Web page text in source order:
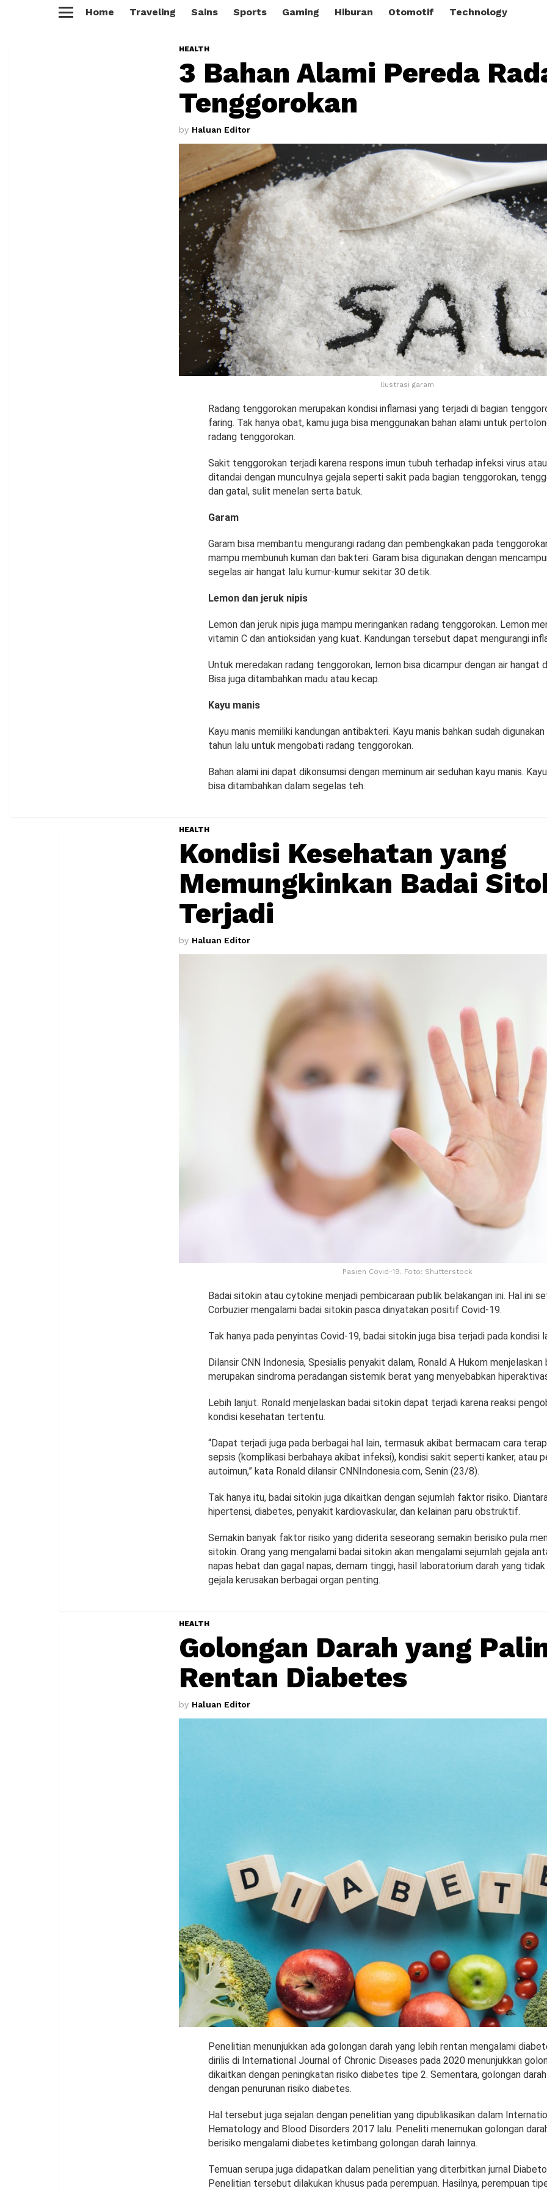
Home Traveling Sains Sports Gaming Hiburan Otomotif Technology
HEALTH
3 Bahan Alami Pereda
Tenggorokan
by Haluan Editor
Ilustrasi garam
Radang tenggorokan merupakan kondisi inflamasi yang terjadi di bagian
faring. Tak hanya obat, kamu juga bisa menggunakan bahan alami untuk
radang tenggorokan.
Sakit tenggorokan terjadi karena respons imun tubuh terhadap infeksi virus
ditandai dengan munculnya gejala seperti sakit pada bagian tenggorokan,
dan gatal, sulit menelan serta batuk.
Garam
Garam bisa membantu mengurangi radang dan pembengkakan pada
mampu membunuh kuman dan bakteri. Garam bisa digunakan dengan
segelas air hangat lalu kumur-kumur sekitar 30 detik.
Lemon dan jeruk nipis
Lemon dan jeruk nipis juga mampu meringankan radang tenggorokan. Lemon
vitamin C dan antioksidan yang kuat. Kandungan tersebut dapat mengurangi
Untuk meredakan radang tenggorokan, lemon bisa dicampur dengan air hangat
Bisa juga ditambahkan madu atau kecap.
Kayu manis
Kayu manis memiliki kandungan antibakteri. Kayu manis bahkan sudah
tahun lalu untuk mengobati radang tenggorokan.
Bahan alami ini dapat dikonsumsi dengan meminum air seduhan kayu manis.
bisa ditambahkan dalam segelas teh.
HEALTH
Kondisi Kesehatan yang
Memungkinkan Badai
Terjadi
by Haluan Editor
Pasien Covid-19. Foto: Shutterstock
Badai sitokin atau cytokine menjadi pembicaraan publik belakangan ini. Hal ini
Corbuzier mengalami badai sitokin pasca dinyatakan positif Covid-19.
Tak hanya pada penyintas Covid-19, badai sitokin juga bisa terjadi pada kondisi
Dilansir CNN Indonesia, Spesialis penyakit dalam, Ronald A Hukom menjelaskan
merupakan sindroma peradangan sistemik berat yang menyebabkan
Lebih lanjut. Ronald menjelaskan badai sitokin dapat terjadi karena reaksi
kondisi kesehatan tertentu.
“Dapat terjadi juga pada berbagai hal lain, termasuk akibat bermacam cara
sepsis (komplikasi berbahaya akibat infeksi), kondisi sakit seperti kanker, atau
autoimun,” kata Ronald dilansir CNNIndonesia.com, Senin (23/8).
Tak hanya itu, badai sitokin juga dikaitkan dengan sejumlah faktor risiko.
hipertensi, diabetes, penyakit kardiovaskular, dan kelainan paru obstruktif.
Semakin banyak faktor risiko yang diderita seseorang semakin berisiko pula
sitokin. Orang yang mengalami badai sitokin akan mengalami sejumlah gejala
napas hebat dan gagal napas, demam tinggi, hasil laboratorium darah yang tidak
gejala kerusakan berbagai organ penting.
HEALTH
Golongan Darah yang
Rentan Diabetes
by Haluan Editor
Penelitian menunjukkan ada golongan darah yang lebih rentan mengalami
dirilis di International Journal of Chronic Diseases pada 2020 menunjukkan
dikaitkan dengan peningkatan risiko diabetes tipe 2. Sementara, golongan
dengan penurunan risiko diabetes.
Hal tersebut juga sejalan dengan penelitian yang dipublikasikan dalam
Hematology and Blood Disorders 2017 lalu. Peneliti menemukan golongan
berisiko mengalami diabetes ketimbang golongan darah lainnya.
Temuan serupa juga didapatkan dalam penelitian yang diterbitkan jurnal
Penelitian tersebut dilakukan khusus pada perempuan. Hasilnya, perempuan